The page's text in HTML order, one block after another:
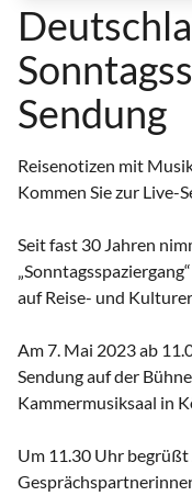
Sendung
Reisenotizen mit
Kommen Sie zur Live-
Seit fast 30 Jahren
auf Reise- und
Am 7. Mai 2023 ab
Sendung auf der
Kammermusiksaal in
Um 11.30 Uhr